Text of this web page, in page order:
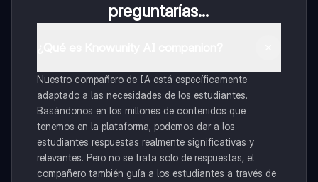
preguntarías...
Nuestro compañero de IA está específicamente
adaptado a las necesidades de los estudiantes.
Basándonos en los millones de contenidos que
tenemos en la plataforma, podemos dar a los
estudiantes respuestas realmente significativas y
relevantes. Pero no se trata solo de respuestas, el
compañero también guía a los estudiantes a través de